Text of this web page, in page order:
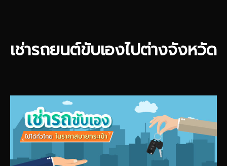
เช่ารถยนต์ขับเองไปต่างจังหวัด